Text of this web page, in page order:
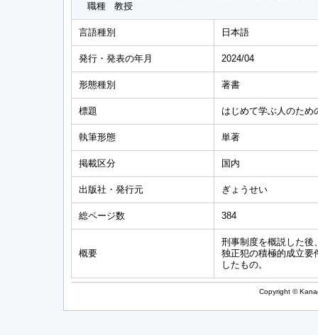
職種
教授
言語種別 日本語
発行・発表の年月 2024/04
形態種別 著書
標題 はじめて学ぶ人のため
執筆形態 単著
掲載区分 国内
出版社・発行元 ぎょうせい
総ページ数 384
概要
刑事制度を概説した後
独正犯の積極的成立要
したもの。
Copyright ©